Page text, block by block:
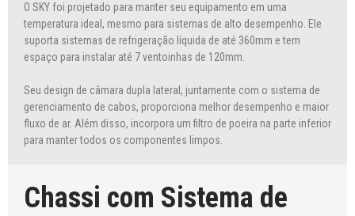
O SKY foi projetado para manter seu equipamento em uma
temperatura ideal, mesmo para sistemas de alto desempenho. Ele
suporta sistemas de refrigeração líquida de até 360mm e tem
espaço para instalar até 7 ventoinhas de 120mm.
Seu design de câmara dupla lateral, juntamente com o sistema de
gerenciamento de cabos, proporciona melhor desempenho e maior
fluxo de ar. Além disso, incorpora um filtro de poeira na parte inferior
para manter todos os componentes limpos.
Chassi com Sistema de